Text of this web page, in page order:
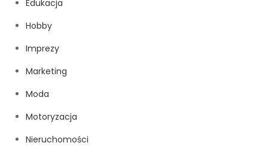
Edukacja
Hobby
Imprezy
Marketing
Moda
Motoryzacja
Nieruchomości